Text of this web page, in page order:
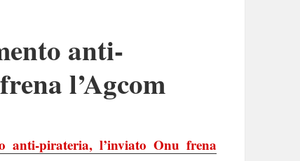
anti-
l’Agcom
anti-pirateria, l’inviato Onu frena